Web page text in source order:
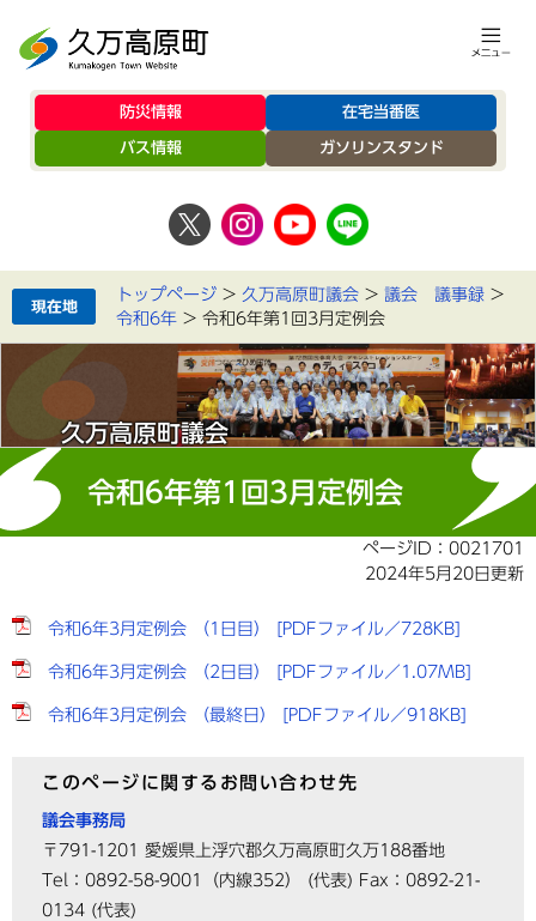
防災情報 在宅当番医
バス情報 ガソリンスタンド
トップページ > 久万高原町議会 > 議会 議事録 >
令和6年 > 令和6年第1回3月定例会
久万高原町議会
令和6年第1回3月定例会
ページID：0021701
2024年5月20日更新
令和6年3月定例会 （1日目） [PDFファイル／728KB]
令和6年3月定例会 （2日目） [PDFファイル／1.07MB]
令和6年3月定例会 （最終日） [PDFファイル／918KB]
このページに関するお問い合わせ先
議会事務局
〒791-1201
愛媛県上浮穴郡久万高原町久万188番地
Tel：0892-58-9001（内線352）
(代表) Fax：0892-21-
0134 (代表)